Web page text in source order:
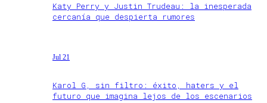
Katy Perry y Justin Trudeau: la inesperada
cercanía que despierta rumores
Jul 21
Karol G, sin filtro: éxito, haters y el
futuro que imagina lejos de los escenarios